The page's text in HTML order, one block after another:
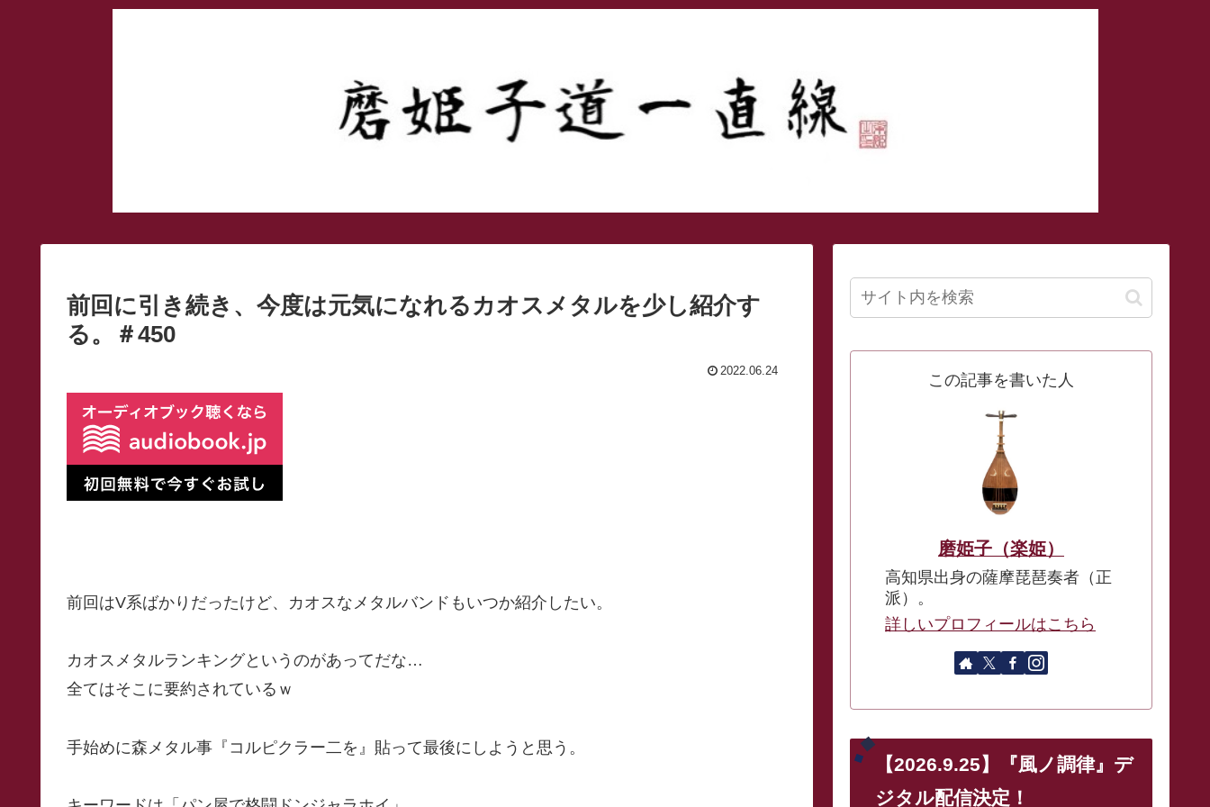
前回に引き続き、今度は元気になれるカオスメタルを少し紹介す
る。＃450
2022.06.24
前回はV系ばかりだったけど、カオスなメタルバンドもいつか紹介したい。
カオスメタルランキングというのがあってだな…
全てはそこに要約されているｗ
手始めに森メタル事『コルピクラー二を』貼って最後にしようと思う。
この記事を書いた人
磨姫子（楽姫）
高知県出身の薩摩琵琶奏者（正
派）。
詳しいプロフィールはこちら
【2026.9.25】『風ノ調律』デ
ジタル配信決定！